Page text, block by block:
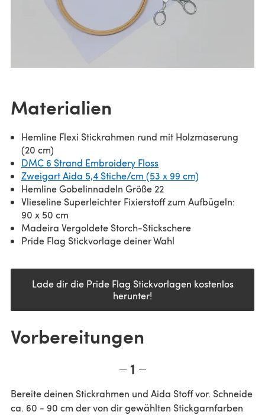
Materialien
Hemline Flexi Stickrahmen rund mit Holzmaserung
(20 cm)
DMC 6 Strand Embroidery Floss
Zweigart Aida 5,4 Stiche/cm (53 x 99 cm)
Hemline Gobelinnadeln Größe 22
Vlieseline Superleichter Fixierstoff zum Aufbügeln:
90 x 50 cm
Madeira Vergoldete Storch-Stickschere
Pride Flag Stickvorlage deiner Wahl
Lade dir die Pride Flag Stickvorlagen kostenlos
herunter!
Vorbereitungen
1
Bereite deinen Stickrahmen und Aida Stoff vor. Schneide
ca. 60 - 90 cm der von dir gewählten Stickgarnfarben